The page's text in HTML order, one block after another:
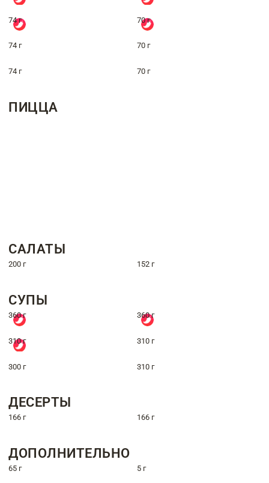
74 г 70 г
74 г 70 г
74 г 70 г
ПИЦЦА
САЛАТЫ
200 г 152 г
СУПЫ
360 г 360 г
310 г 310 г
300 г 310 г
ДЕСЕРТЫ
166 г 166 г
ДОПОЛНИТЕЛЬНО
65 г 5 г